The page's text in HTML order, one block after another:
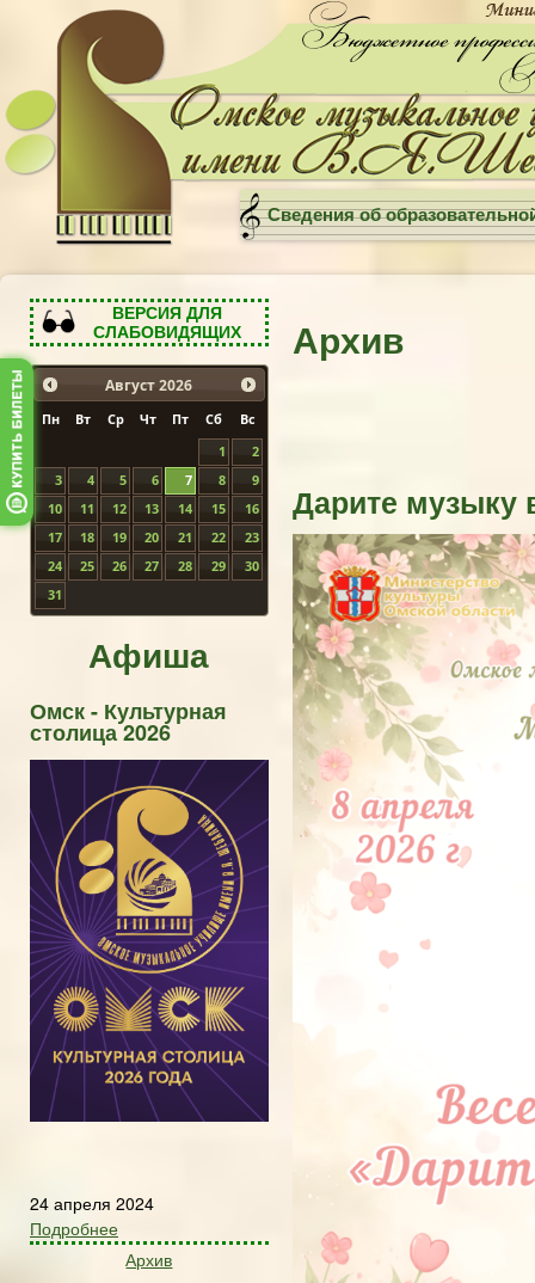
Сведения об
ВЕРСИЯ ДЛЯ
СЛАБОВИДЯЩИХ
Август 2026
Пн Вт Ср Чт Пт Сб
Вс
1
2
3
4 5 6 7 8
9
10
11 12 13 14 15
16
17
18 19 20 21 22
23
24
25 26 27 28 29
30
31
Афиша
Омск - Культурная
столица 2026
24 апреля 2024
Подробнее
Архив
Архив
Дарите музыку